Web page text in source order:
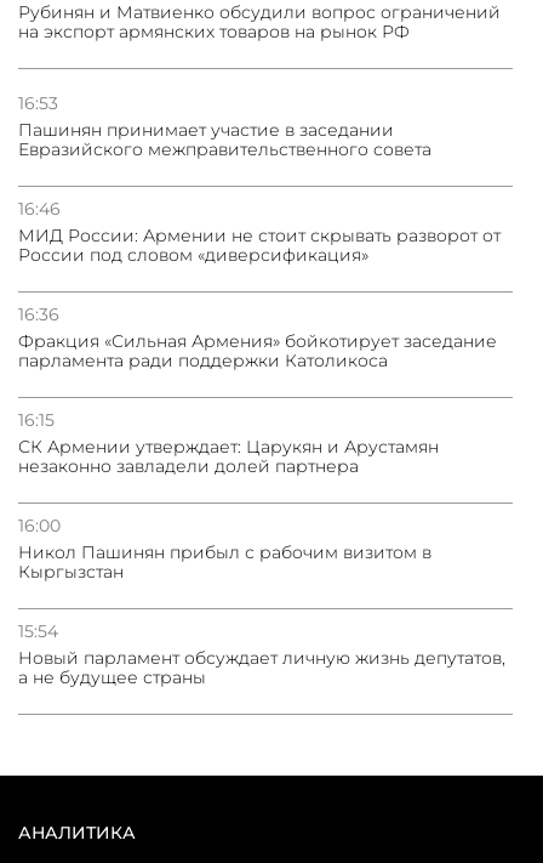
Рубинян и Матвиенко обсудили вопрос ограничений
на экспорт армянских товаров на рынок РФ
16:53
Пашинян принимает участие в заседании
Евразийского межправительственного совета
16:46
МИД России: Армении не стоит скрывать разворот от
России под словом «диверсификация»
16:36
Фракция «Сильная Армения» бойкотирует заседание
парламента ради поддержки Католикоса
16:15
СК Армении утверждает: Царукян и Арустамян
незаконно завладели долей партнера
16:00
Никол Пашинян прибыл с рабочим визитом в
Кыргызстан
15:54
Новый парламент обсуждает личную жизнь депутатов,
а не будущее страны
АНАЛИТИКА